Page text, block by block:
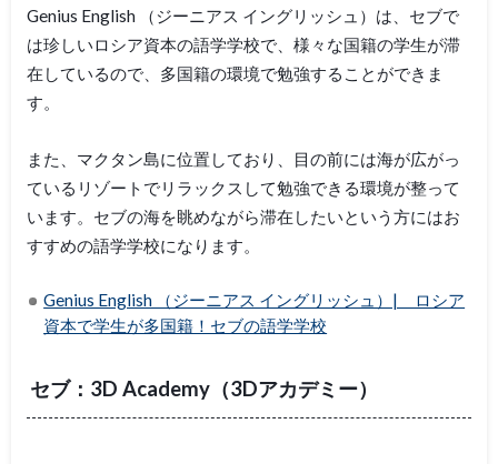
Genius English （ジーニアス イングリッシュ）は、セブで
は珍しいロシア資本の語学学校で、様々な国籍の学生が滞
在しているので、多国籍の環境で勉強することができま
す。
また、マクタン島に位置しており、目の前には海が広がっ
ているリゾートでリラックスして勉強できる環境が整って
います。セブの海を眺めながら滞在したいという方にはお
すすめの語学学校になります。
Genius English （ジーニアス イングリッシュ）| ロシア
資本で学生が多国籍！セブの語学学校
セブ：3D Academy（3Dアカデミー）